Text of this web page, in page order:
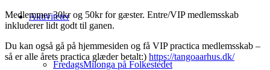
Aktiviteter
FredagsMilonga på Folkestedet
Medlemmer 30kr og 50kr for gæster. Entre/VIP medlemsskab
inkluderer lidt godt til ganen.
Du kan også gå på hjemmesiden og få VIP practica medlemsskab –
så er alle årets practica glæder betalt:) https://tangoaarhus.dk/